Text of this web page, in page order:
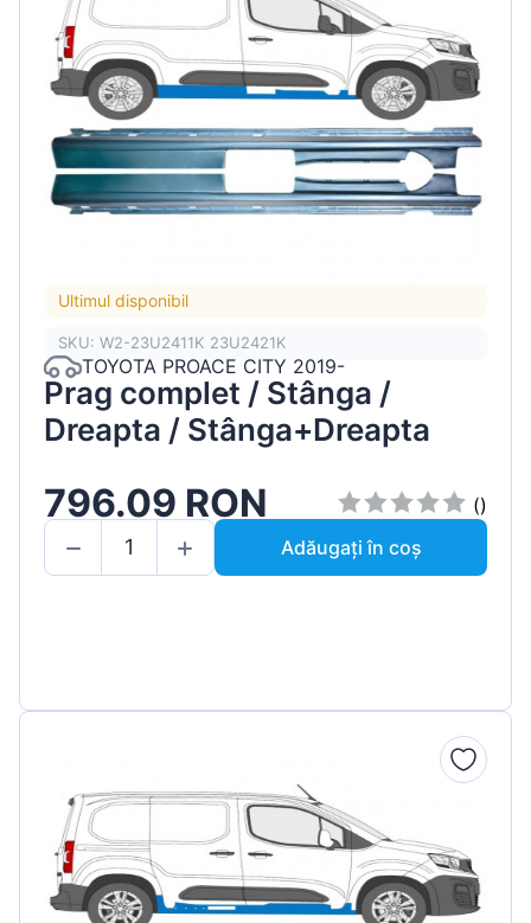
Ultimul disponibil
SKU: W2-23U2411K 23U2421K
TOYOTA PROACE CITY 2019-
Prag complet / Stânga /
Dreapta / Stânga+Dreapta
796.09 RON
()
Adăugați în coș